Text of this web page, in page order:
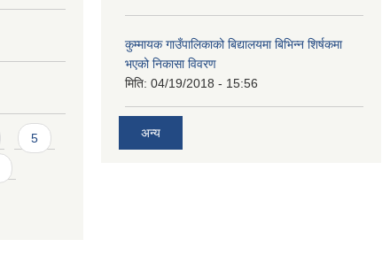
5
कुम्मायक गाउँपालिकाको बिद्यालयमा बिभिन्न शिर्षकमा
भएको निकासा विवरण
मिति: 04/19/2018 - 15:56
अन्य